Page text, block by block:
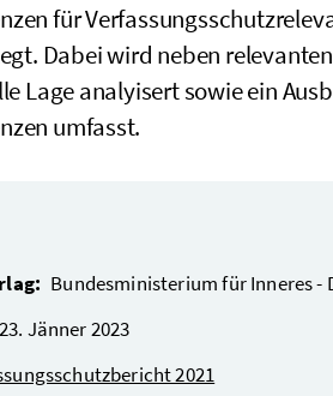
für
Dabei wird neben
Lage analyisert sowie ein
umfasst.
Bundesministerium für Inneres
23. Jänner 2023
2021